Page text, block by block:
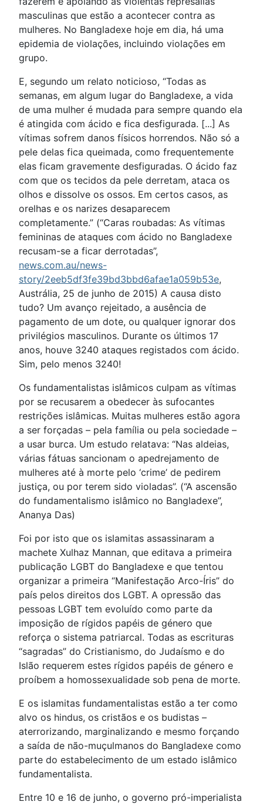
masculinas que estão a acontecer contra as
mulheres. No Bangladexe hoje em dia, há uma
epidemia de violações, incluindo violações em
grupo.
E, segundo um relato noticioso, “Todas as
semanas, em algum lugar do Bangladexe, a vida
de uma mulher é mudada para sempre quando ela
é atingida com ácido e fica desfigurada. [...] As
vítimas sofrem danos físicos horrendos. Não só a
pele delas fica queimada, como frequentemente
elas ficam gravemente desfiguradas. O ácido faz
com que os tecidos da pele derretam, ataca os
olhos e dissolve os ossos. Em certos casos, as
orelhas e os narizes desaparecem
completamente.” (“Caras roubadas: As vítimas
femininas de ataques com ácido no Bangladexe
recusam-se a ficar derrotadas”,
news.com.au/news-
story/2eeb5df3fe39bd3bbd6afae1a059b53e,
Austrália, 25 de junho de 2015) A causa disto
tudo? Um avanço rejeitado, a ausência de
pagamento de um dote, ou qualquer ignorar dos
privilégios masculinos. Durante os últimos 17
anos, houve 3240 ataques registados com ácido.
Sim, pelo menos 3240!
Os fundamentalistas islâmicos culpam as vítimas
por se recusarem a obedecer às sufocantes
restrições islâmicas. Muitas mulheres estão agora
a ser forçadas – pela família ou pela sociedade –
a usar burca. Um estudo relatava: “Nas aldeias,
várias fátuas sancionam o apedrejamento de
mulheres até à morte pelo ‘crime’ de pedirem
justiça, ou por terem sido violadas”. (“A ascensão
do fundamentalismo islâmico no Bangladexe”,
Ananya Das)
Foi por isto que os islamitas assassinaram a
machete Xulhaz Mannan, que editava a primeira
publicação LGBT do Bangladexe e que tentou
organizar a primeira “Manifestação Arco-Íris” do
país pelos direitos dos LGBT. A opressão das
pessoas LGBT tem evoluído como parte da
imposição de rígidos papéis de género que
reforça o sistema patriarcal. Todas as escrituras
“sagradas” do Cristianismo, do Judaísmo e do
Islão requerem estes rígidos papéis de género e
proíbem a homossexualidade sob pena de morte.
E os islamitas fundamentalistas estão a ter como
alvo os hindus, os cristãos e os budistas –
aterrorizando, marginalizando e mesmo forçando
a saída de não-muçulmanos do Bangladexe como
parte do estabelecimento de um estado islâmico
fundamentalista.
Entre 10 e 16 de junho, o governo pró-imperialista